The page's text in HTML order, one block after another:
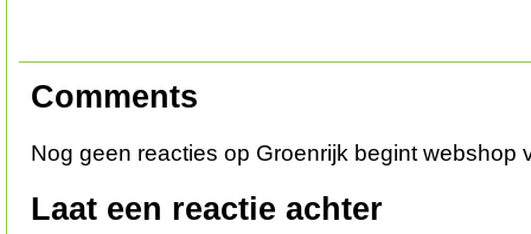
Comments
Nog geen reacties op Groenrijk begint webshop
Laat een reactie achter